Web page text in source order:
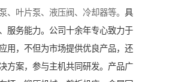
、叶片泵、液压阀、冷却器等。 具
服务能力。公司十余年专心致力于
用，不但为市场提供优良产品，还
方案，参与主机共同研发。产品广